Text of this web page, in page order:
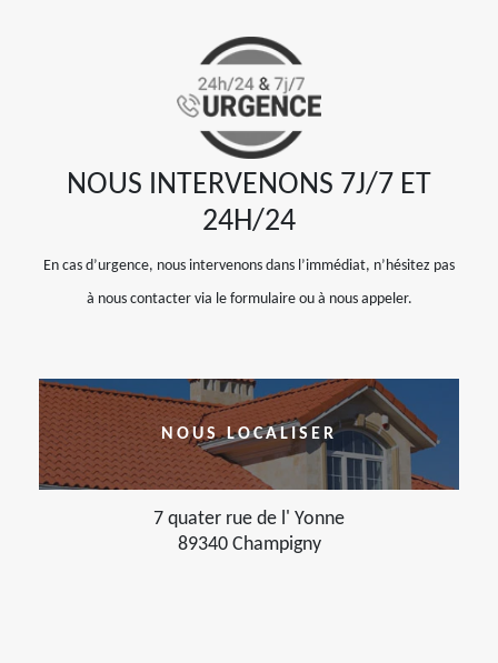
NOUS INTERVENONS 7J/7 ET
24H/24
En cas d’urgence, nous intervenons dans l’immédiat, n’hésitez pas
à nous contacter via le formulaire ou à nous appeler.
NOUS LOCALISER
7 quater rue de l' Yonne
89340 Champigny